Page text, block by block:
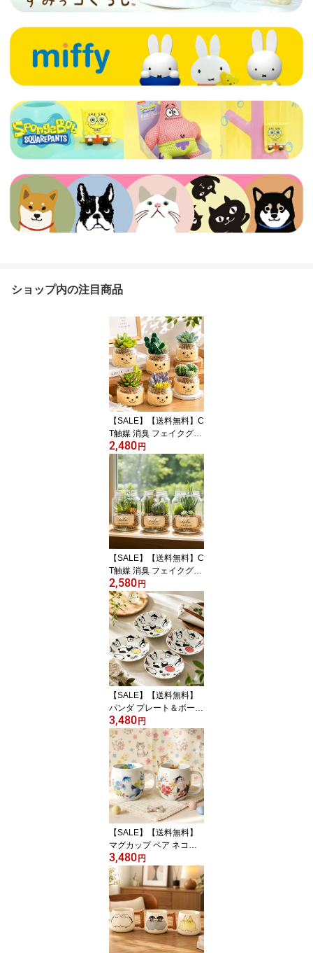
ショップ内の注目商品
【SALE】【送料無料】C
T触媒 消臭 フェイクグリ
ーン 人工観葉植物 造花
インテリア雑貨 置物 抗
菌 アーティフィシャルグ
リーン テラリウム サボ
テン 多肉植物 ファミー
ユ 玄関 トイレ 置くだけ
観葉植物
2,480 円
【SALE】【送料無料】C
T触媒 消臭 フェイクグリ
ーン 人工観葉植物 造花
インテリア雑貨 置物 抗
菌 アーティフィシャルグ
リーン テラリウム エク
リア サボテン 多肉植物
ガラスジャー 玄関 トイ
レ 置くだけ 観葉植物
2,580 円
【SALE】【送料無料】
パンダ プレート＆ボール
4枚セット グッズ 食器 皿
小皿 取り皿 浅鉢 プレー
ト ポップ かわいい 可愛
い おしゃれ 陶器 磁器 日
本製 プレゼント ギフト
お祝い セット カフェ
3,480 円
【SALE】【送料無料】
マグカップ ペア ネコグ
ッズ 花柄 陶器 コーヒー
カップ ティーカップ 結
婚祝い 新築祝い 内祝い
誕生日 プレゼント ギフ
ト 食器セット 美濃焼 か
わいい オシャレ 水彩画
アネモネ ポーチュラカ
赤 青 猫雑貨
3,480 円